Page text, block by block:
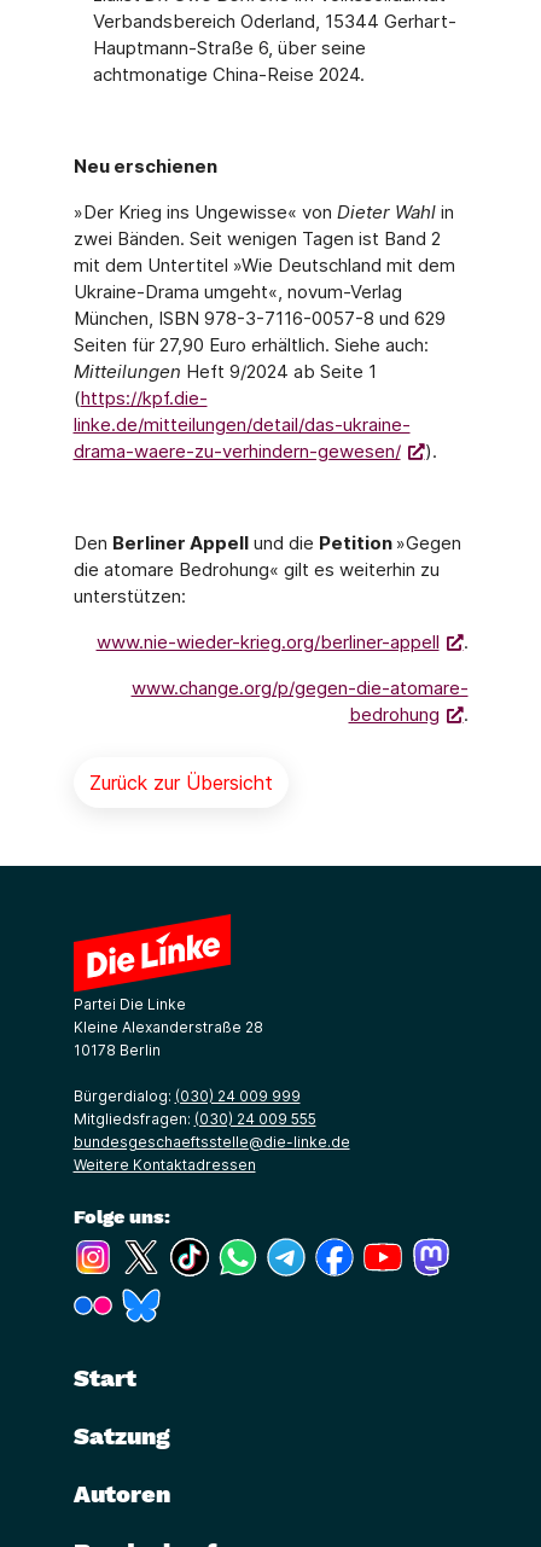
Verbandsbereich Oderland, 15344 Gerhart-
Hauptmann-Straße 6, über seine
achtmonatige China-Reise 2024.
Neu erschienen
»Der Krieg ins Ungewisse« von Dieter Wahlin
zwei Bänden. Seit wenigen Tagen ist Band 2
mit dem Untertitel »Wie Deutschland mit dem
Ukraine-Drama umgeht«, novum-Verlag
München, ISBN 978-3-7116-0057-8 und 629
Seiten für 27,90 Euro erhältlich. Siehe auch:
Mitteilungen Heft 9/2024 ab Seite 1
(https://kpf.die-
linke.de/mitteilungen/detail/das-ukraine-
drama-waere-zu-verhindern-gewesen/
).
Den Berliner Appellund die Petition »Gegen
die atomare Bedrohung« gilt es weiterhin zu
unterstützen:
www.nie-wieder-krieg.org/berliner-appell
.
www.change.org/p/gegen-die-atomare-
bedrohung
.
Zurück zur Übersicht
Partei Die Linke
Kleine Alexanderstraße 28
10178 Berlin
Bürgerdialog: (030) 24 009 999
Mitgliedsfragen: (030) 24 009 555
bundesgeschaeftsstelle@die-linke.de
Weitere Kontaktadressen
Folge uns:
(Link öffnet ein neues Fenster)
(Link öffnet ein neues Fenster)
(Link öffnet ein neues Fenster)
(Link öffnet ein neues Fenster)
(Link öffnet ein neues Fenster)
(Link öffnet ein neues
(Link öffnet ein
(Link öffnet ein neues Fenster)
Start
Satzung
Autoren